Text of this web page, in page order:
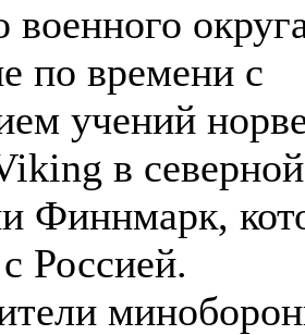
военного
по времени с
учений
в северной
Финнмарк,
Россией.